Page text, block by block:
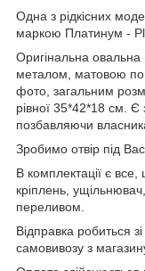
Одна з рідкісних
маркою Платинум -
Оригінальна
металом, матовою
фото, загальним
рівної 35*42*18 см. Є
позбавляючи
Зробимо отвір під
В комплектації є все,
кріплень,
переливом.
Відправка робиться
самовивозу з